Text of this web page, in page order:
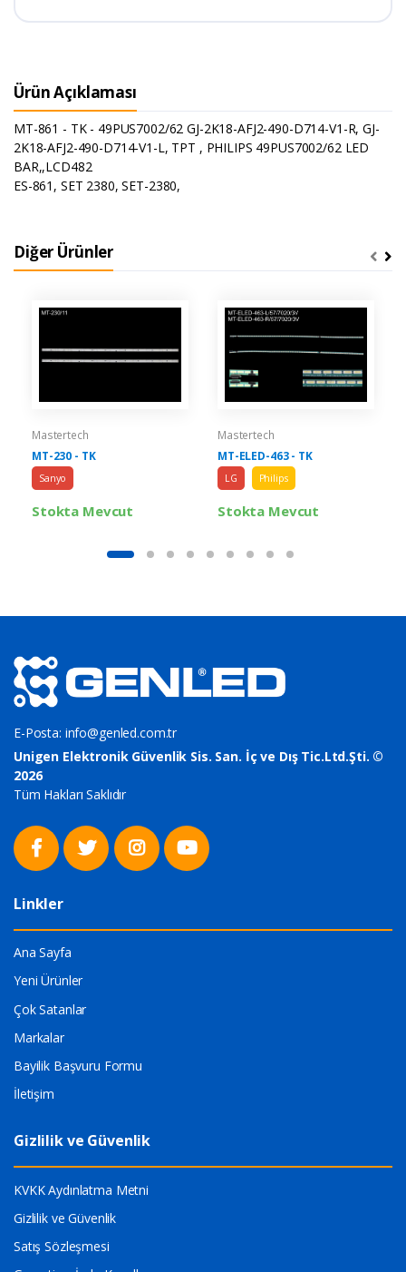
Ürün Açıklaması
MT-861 - TK - 49PUS7002/62 GJ-2K18-AFJ2-490-D714-V1-R, GJ-
2K18-AFJ2-490-D714-V1-L, TPT , PHILIPS 49PUS7002/62 LED
BAR,,LCD482
ES-861, SET 2380, SET-2380,
Diğer Ürünler
Mastertech
MT-230 - TK
Sanyo
Stokta Mevcut
Mastertech
MT-ELED-463 - TK
LG Philips
Stokta Mevcut
E-Posta: info@genled.com.tr
Unigen Elektronik Güvenlik Sis. San. İç ve Dış Tic.Ltd.Şti. ©
2026
Tüm Hakları Saklıdır
Linkler
Ana Sayfa
Yeni Ürünler
Çok Satanlar
Markalar
Bayilik Başvuru Formu
İletişim
Gizlilik ve Güvenlik
KVKK Aydınlatma Metni
Gizlilik ve Güvenlik
Satış Sözleşmesi